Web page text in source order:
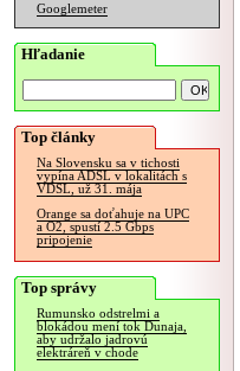
Googlemeter
Hľadanie
Top články
Na Slovensku sa v tichosti
vypína ADSL v lokalitách s
VDSL, už 31. mája
Orange sa doťahuje na UPC
a O2, spustí 2.5 Gbps
pripojenie
Top správy
Rumunsko odstrelmi a
blokádou mení tok Dunaja,
aby udržalo jadrovú
elektráreň v chode